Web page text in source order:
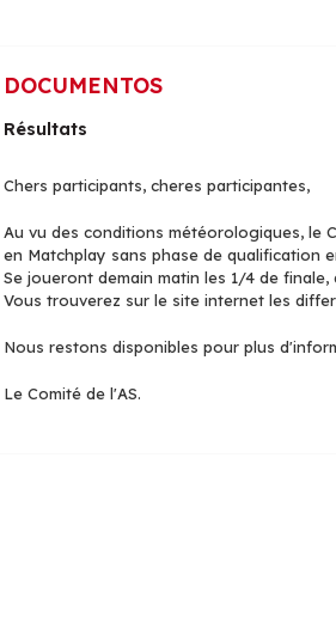
DOCUMENTOS
Résultats
Chers participants, cheres participantes,
Au vu des conditions météorologiques, le
en Matchplay sans phase de qualification
Se joueront demain matin les 1/4 de
Vous trouverez sur le site internet les
Nous restons disponibles pour plus
Le Comité de l'AS.